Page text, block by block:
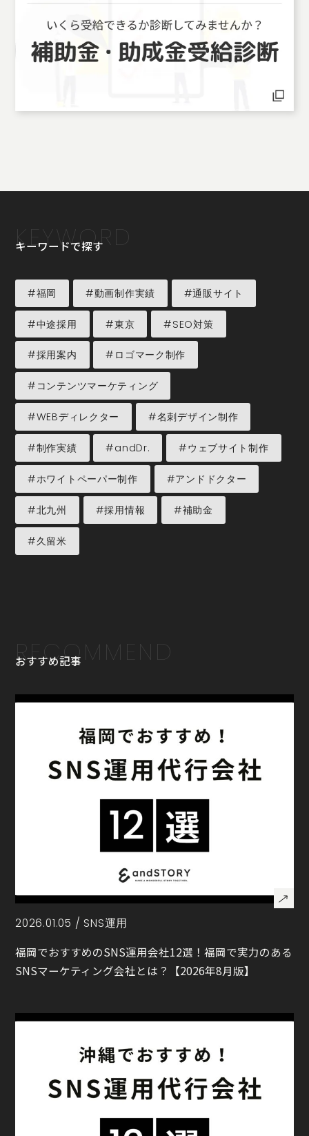
KEYWORD
キーワードで探す
#福岡 #動画制作実績 #通販サイト
#中途採用 #東京 #SEO対策
#採用案内 #ロゴマーク制作
#コンテンツマーケティング
#WEBディレクター #名刺デザイン制作
#制作実績 #andDr. #ウェブサイト制作
#ホワイトペーパー制作 #アンドドクター
#北九州 #採用情報 #補助金
#久留米
RECOMMEND
おすすめ記事
2026.01.05 / SNS運用
福岡でおすすめのSNS運用会社12選！福岡で実力のある
SNSマーケティング会社とは？【2026年8月版】